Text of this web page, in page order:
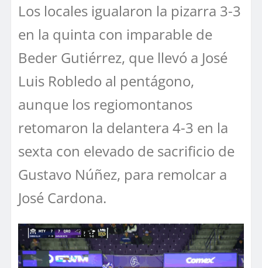
Los locales igualaron la pizarra 3-3
en la quinta con imparable de
Beder Gutiérrez, que llevó a José
Luis Robledo al pentágono,
aunque los regiomontanos
retomaron la delantera 4-3 en la
sexta con elevado de sacrificio de
Gustavo Núñez, para remolcar a
José Cardona.